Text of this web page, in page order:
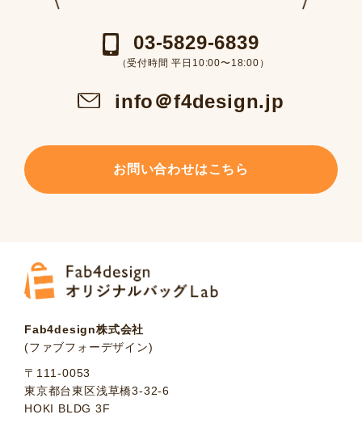
03-5829-6839
（受付時間 平日10:00〜18:00）
info＠f4design.jp
お問い合わせはこちら
Fab4design株式会社
(ファブフォーデザイン)
〒111-0053
東京都台東区浅草橋3-32-6
HOKI BLDG 3F